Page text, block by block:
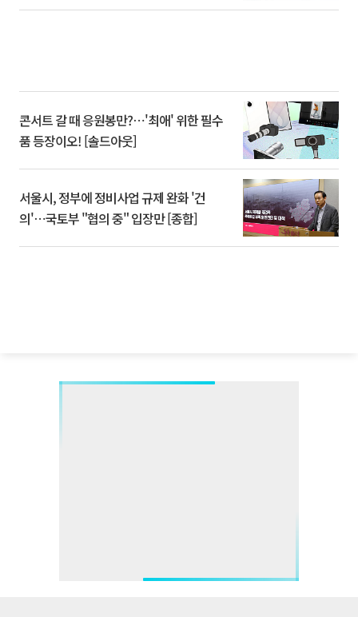
콘서트 갈 때 응원봉만?⋯'최애' 위한 필수
품 등장이오! [솔드아웃]
서울시, 정부에 정비사업 규제 완화 '건
의'⋯국토부 "협의 중" 입장만 [종합]